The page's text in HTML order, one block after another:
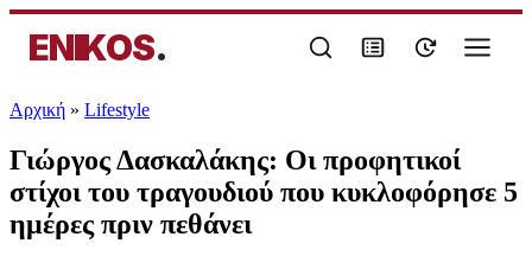
ENIKOS.
Αρχική » Lifestyle
Γιώργος Δασκαλάκης: Οι προφητικοί
στίχοι του τραγουδιού που κυκλοφόρησε 5
ημέρες πριν πεθάνει